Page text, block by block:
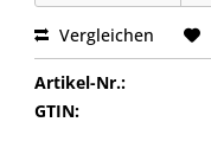
Vergleichen
Artikel-Nr.:
GTIN: